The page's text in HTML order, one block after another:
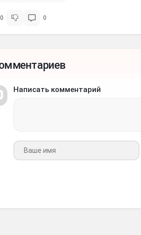
0 0
Написать комментарий
Ваше имя